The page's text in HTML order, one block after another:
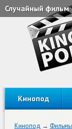
Случайный фильм
Кинопод
Кинопод